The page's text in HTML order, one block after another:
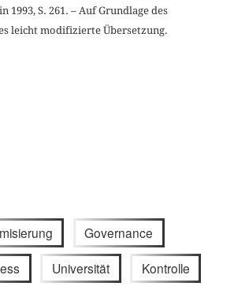
1993, S. 261. – Auf Grundlage des
leicht modifizierte Übersetzung.
Governance
Universität Kontrolle